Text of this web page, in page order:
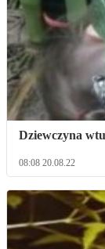
Dziewczyna
08:08 20.08.22